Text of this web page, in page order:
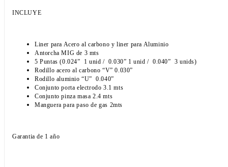
INCLUYE
Liner para Acero al carbono y liner para Aluminio
Antorcha MIG de 3 mts
5 Puntas (0.024”
1 unid / 0.030” 1 unid / 0.040” 3 unids)
Rodillo acero al carbono “V” 0.030”
Rodillo aluminio “U” 0.040”
Conjunto porta electrodo 3.1 mts
Conjunto pinza masa 2.4 mts
Manguera para paso de gas 2mts
Garantia de 1 año